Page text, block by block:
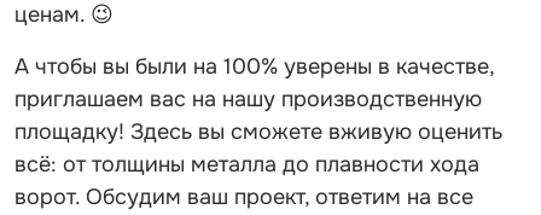
ценам. 😉
А чтобы вы были на 100% уверены в качестве,
приглашаем вас на нашу производственную
площадку! Здесь вы сможете вживую оценить
всё: от толщины металла до плавности хода
ворот. Обсудим ваш проект, ответим на все